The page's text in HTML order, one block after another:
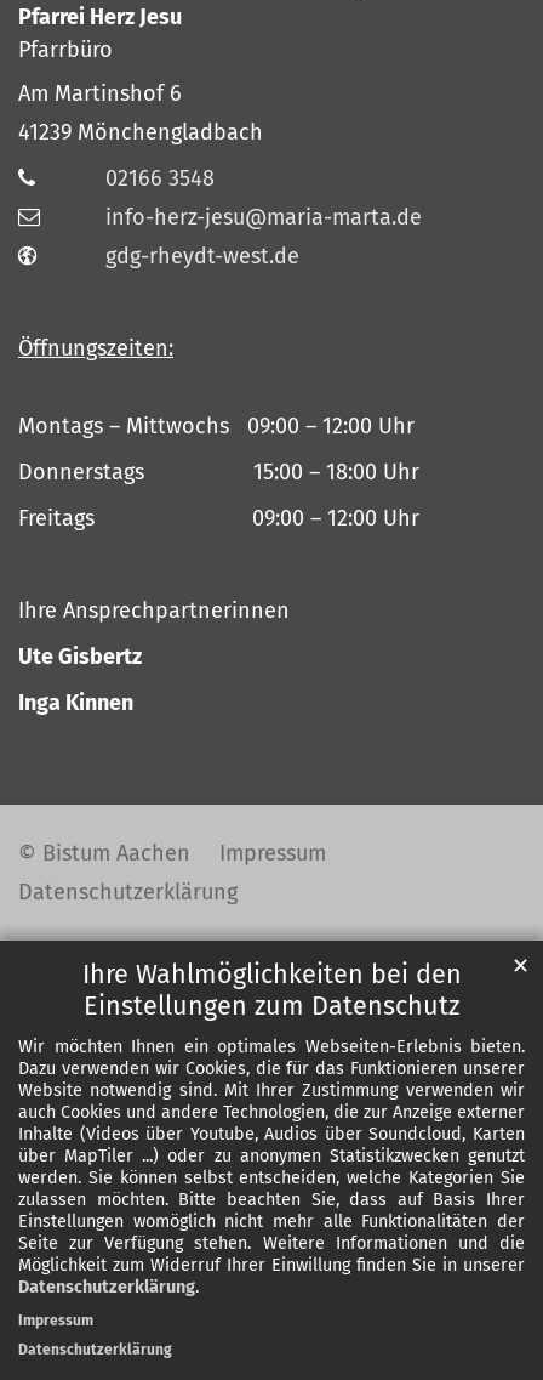
Ihre Wahlmöglichkeiten bei den
Einstellungen zum Datenschutz
Wir möchten Ihnen ein optimales Webseiten-Erlebnis bieten.
Dazu verwenden wir Cookies, die für das Funktionieren unserer
Website notwendig sind. Mit Ihrer Zustimmung verwenden wir
auch Cookies und andere Technologien, die zur Anzeige externer
Inhalte (Videos über Youtube, Audios über Soundcloud, Karten
über MapTiler ...) oder zu anonymen Statistikzwecken genutzt
werden. Sie können selbst entscheiden, welche Kategorien Sie
zulassen möchten. Bitte beachten Sie, dass auf Basis Ihrer
Einstellungen womöglich nicht mehr alle Funktionalitäten der
Seite zur Verfügung stehen. Weitere Informationen und die
Möglichkeit zum Widerruf Ihrer Einwillung finden Sie in unserer
Datenschutzerklärung.
✕
Impressum
Datenschutzerklärung
Pfarrei Herz Jesu
Pfarrbüro
Am Martinshof 6
41239 Mönchengladbach
02166 3548
info-herz-jesu@maria-marta.de
gdg-rheydt-west.de
Öffnungszeiten:
Montags – Mittwochs 09:00 – 12:00 Uhr
Donnerstags 15:00 – 18:00 Uhr
Freitags 09:00 – 12:00 Uhr
Ihre Ansprechpartnerinnen
Ute Gisbertz
Inga Kinnen
© Bistum Aachen
Impressum
Datenschutzerklärung